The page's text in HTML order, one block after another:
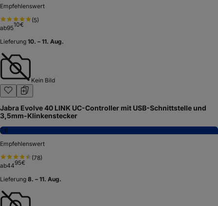
Empfehlenswert
(5)
ab9510€
Lieferung 10. – 11. Aug.
Kein Bild
Jabra Evolve 40 LINK UC-Controller mit USB-Schnittstelle und
3,5mm-Klinkenstecker
7,6
Empfehlenswert
(78)
ab4495€
Lieferung 8. – 11. Aug.